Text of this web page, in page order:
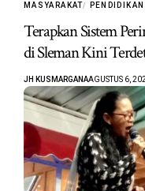
MASYARAKAT PENDIDIKAN
Terapkan Sistem
di Sleman Kini
JH KUSMARGANAAGUSTUS 6,